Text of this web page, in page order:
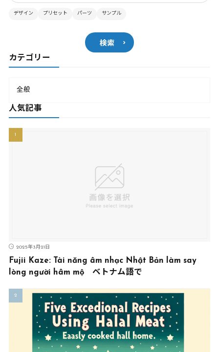
デザイン プリセット パーツ サンプル
検索
カテゴリー
全般
人気記事
2025年3月21日
Fujii Kaze: Tài năng âm nhạc Nhật Bản làm say
lòng người hâm mộ ベトナム語で